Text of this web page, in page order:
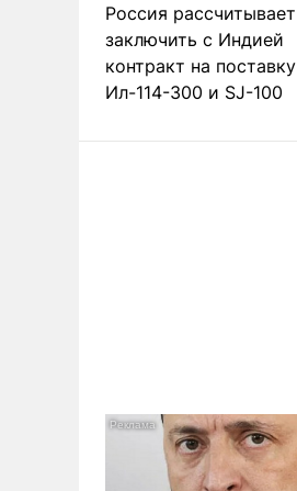
Россия рассчитывает
заключить с Индией
контракт на поставку
Ил-114-300 и SJ-100